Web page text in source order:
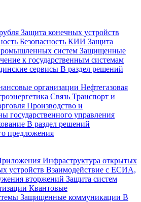
Защита конечных устройств
Безопасность КИИ Защита
систем Защищенные
к государственным системам
сервисы В раздел решений
организации Нефтегазовая
Связь Транспорт и
Производство и
государственного управления
В раздел решений
предложения
Инфраструктура открытых
устройств Взаимодействие с ЕСИА,
вторжений Защита систем
Квантовые
Защищенные коммуникации В